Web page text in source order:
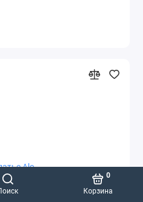
Корзина
0